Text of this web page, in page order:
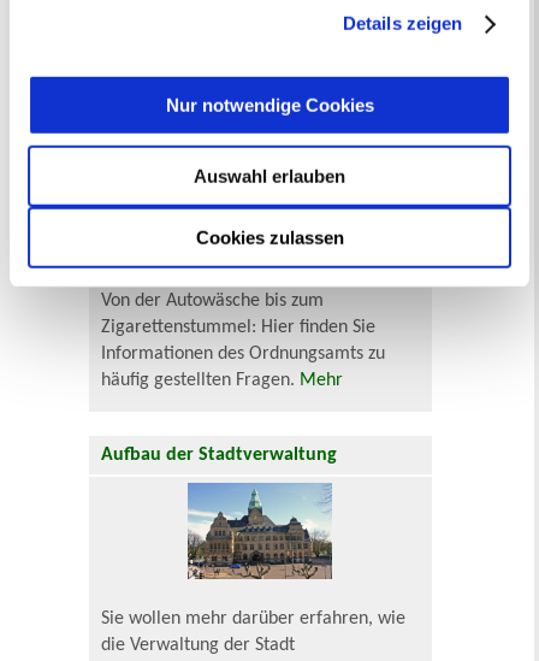
jederzeit mit Wirkung für die Zukunft angepasst oder
Details zeigen
Cookies zulassen
Auswahl erlauben
Nur notwendige Cookies
Rund ums Ordnungsamt - Fragen von
A bis Z
Von der Autowäsche bis zum
Zigarettenstummel: Hier finden Sie
Informationen des Ordnungsamts zu
häufig gestellten Fragen. Mehr
Aufbau der Stadtverwaltung
Sie wollen mehr darüber erfahren, wie
die Verwaltung der Stadt